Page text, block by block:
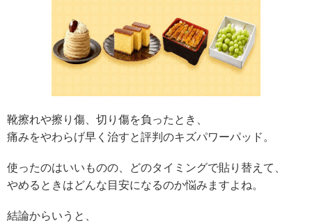
靴擦れや擦り傷、切り傷を負ったとき、
痛みをやわらげ早く治すと評判のキズパワーパッド。
使ったのはいいものの、どのタイミングで貼り替えて、
やめるときはどんな目安になるのか悩みますよね。
結論からいうと、